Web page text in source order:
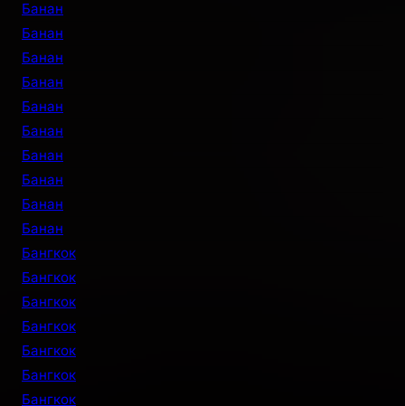
Банан
Банан
Банан
Банан
Банан
Банан
Банан
Банан
Банан
Банан
Бангкок
Бангкок
Бангкок
Бангкок
Бангкок
Бангкок
Бангкок